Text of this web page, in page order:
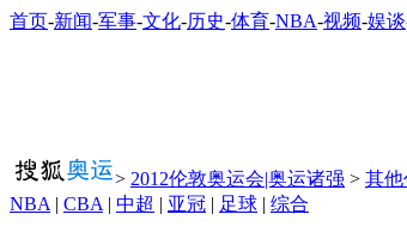
首页-新闻-军事-文化-历史-体育-NBA-视频-娱谈
> 2012伦敦奥运会|奥运诸强 > 其他
NBA | CBA | 中超 | 亚冠 | 足球 | 综合